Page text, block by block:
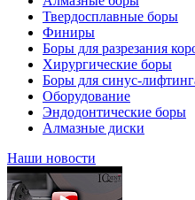
Твердосплавные боры
Финиры
Боры для разрезания
Хирургические боры
Боры для синус-
Оборудование
Эндодонтические боры
Алмазные диски
Наши новости